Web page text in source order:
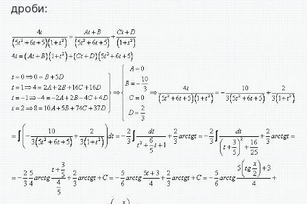
дроби: